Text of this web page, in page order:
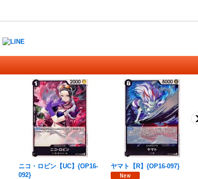
ニコ・ロビン【UC】{OP16-
092}
ヤマト【R】{OP16-097}